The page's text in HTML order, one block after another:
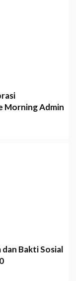
Morning Admin
Bakti Sosial